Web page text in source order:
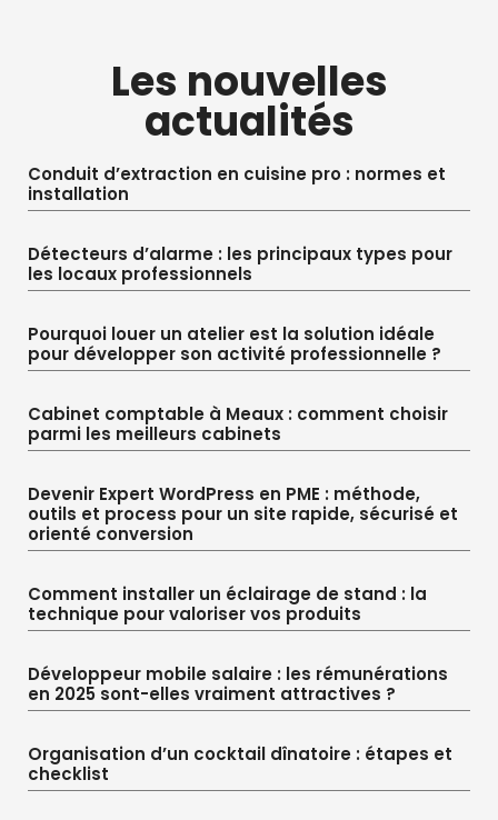
Les nouvelles
actualités
Conduit d’extraction en cuisine pro : normes et
installation
Détecteurs d’alarme : les principaux types pour
les locaux professionnels
Pourquoi louer un atelier est la solution idéale
pour développer son activité professionnelle ?
Cabinet comptable à Meaux : comment choisir
parmi les meilleurs cabinets
Devenir Expert WordPress en PME : méthode,
outils et process pour un site rapide, sécurisé et
orienté conversion
Comment installer un éclairage de stand : la
technique pour valoriser vos produits
Développeur mobile salaire : les rémunérations
en 2025 sont-elles vraiment attractives ?
Organisation d’un cocktail dînatoire : étapes et
checklist